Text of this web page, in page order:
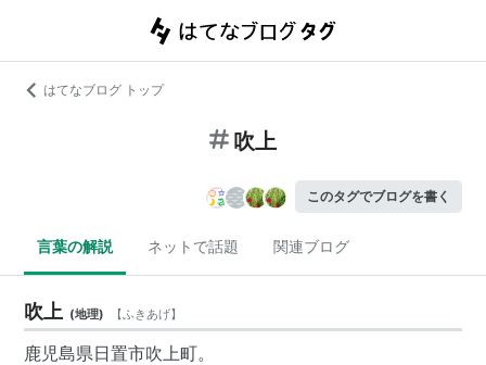
はてなブログ トップ
吹上
このタグでブログを書く
言葉の解説 ネットで話題 関連ブログ
吹上 (地理) 【ふきあげ】
鹿児島県日置市吹上町。